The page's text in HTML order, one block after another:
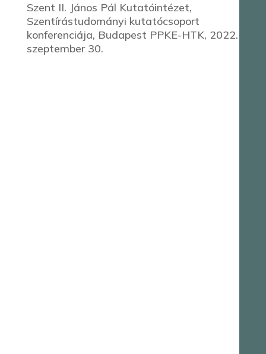
Szent II. János Pál Kutatóintézet,
Szentírástudományi kutatócsoport
konferenciája, Budapest PPKE-HTK, 2022.
szeptember 30.